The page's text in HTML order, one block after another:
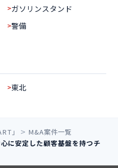
ガソリンスタンド
警備
東北
」
M&A案件一覧
に安定した顧客基盤を持つチ